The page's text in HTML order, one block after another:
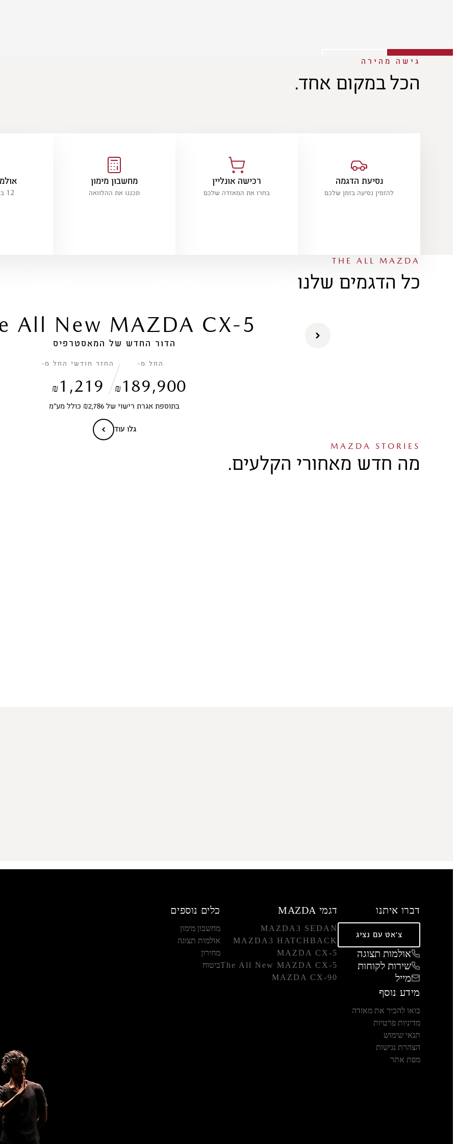
לעמוד הדגם נסיעת מבחןגישה מהירה
הכל במקום אחד.
נסיעת הדגמה
להזמין נסיעה בזמן שלכם
רכישה אונליין
בחרו את המאזדה שלכם
מחשבון מימון
תכננו את ההלוואה 12 ברחבי הארץ
THE ALL MAZDA
כל הדגמים שלנו
All New MAZDA CX-5
הדור החדש של המאסטרפיס
החל מ-
₪ 189,900
החזר חודשי החל מ-
₪ 1,219
בתוספת אגרת רישוי של ₪2,786 כולל מע״מ
גלו עוד
MAZDA STORIES
מה חדש מאחורי הקלעים.
דברו איתנו
צ'אט עם נציג
אולמות תצוגה
שירות לקוחות
מייל
דגמי MAZDA
MAZDA3 SEDAN
MAZDA3 HATCHBACK
MAZDA CX-5
The All New MAZDA CX-5
MAZDA CX-90
כלים נוספים
מחשבון מימון
אולמות תצוגה
מחירון
ביטוח
מידע נוסף
בואו להכיר את מאזדה
מדיניות פרטיות
תנאי שימוש
הצהרת נגישות
מפת אתר